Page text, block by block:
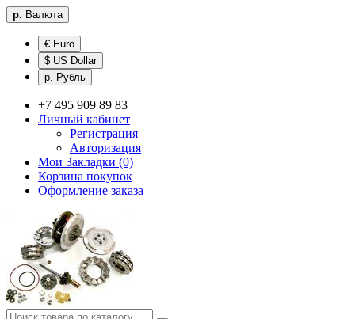
р. Валюта
€ Euro
$ US Dollar
р. Рубль
+7 495 909 89 83
Личный кабинет
Регистрация
Авторизация
Мои Закладки (0)
Корзина покупок
Оформление заказа